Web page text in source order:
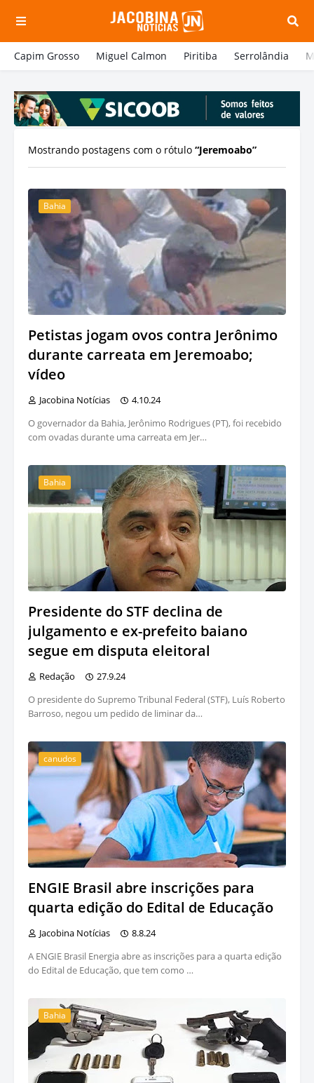
Capim Grosso Miguel Calmon Piritiba Serrolândia
Mostrando postagens com o rótulo Jeremoabo
Bahia
Petistas jogam ovos contra Jerônimo
durante carreata em Jeremoabo;
vídeo
Jacobina Notícias
4.10.24
O governador da Bahia, Jerônimo Rodrigues (PT), foi recebido
com ovadas durante uma carreata em Jer…
Bahia
Presidente do STF declina de
julgamento e ex-prefeito baiano
segue em disputa eleitoral
Redação
27.9.24
O presidente do Supremo Tribunal Federal (STF), Luís Roberto
Barroso, negou um pedido de liminar da…
canudos
ENGIE Brasil abre inscrições para
quarta edição do Edital de Educação
Jacobina Notícias
8.8.24
A ENGIE Brasil Energia abre as inscrições para a quarta edição
do Edital de Educação, que tem como …
Bahia